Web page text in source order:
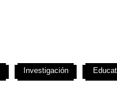
Investigación